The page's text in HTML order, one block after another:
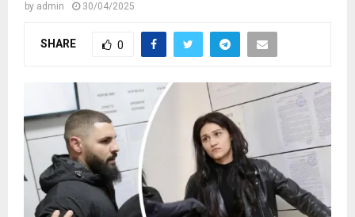
by admin 30/04/2025
SHARE 0